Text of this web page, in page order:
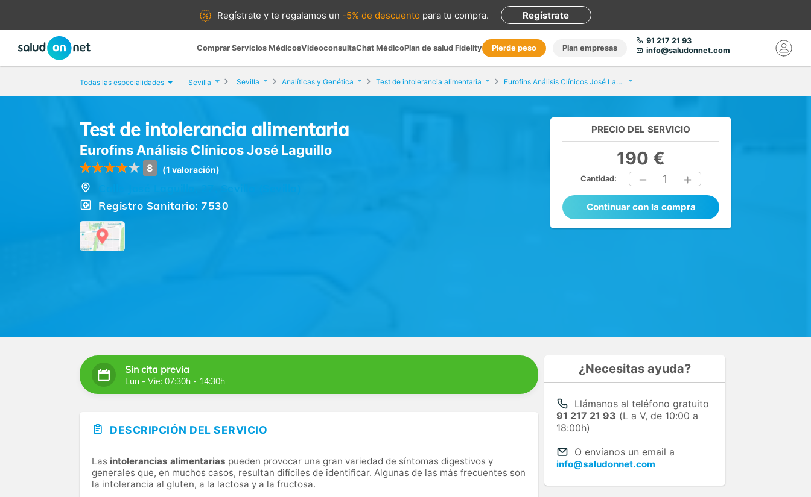
Regístrate yte regalamos un -5% de descuento para tu compra. Regístrate
Comprar Servicios MédicosVideoconsultaChat MédicoPlan de salud Fidelity Pierde peso Plan empresas
91 217 21 93
info@saludonnet.com
Todas las especialidades Sevilla Sevilla Analíticas y Genética Test de intolerancia alimentaria Eurofins Análisis Clínicos José Laguillo
Test de intolerancia alimentaria
Eurofins Análisis Clínicos José Laguillo
8 (1 valoración)
Registro Sanitario: 7530
PRECIO DEL SERVICIO
190 €
Cantidad: 1
Continuar con la compra
Sin cita previa
Lun - Vie: 07:30h - 14:30h
DESCRIPCIÓN DEL SERVICIO
Las intolerancias alimentarias pueden provocar una gran variedad de síntomas digestivos y
generales que, en muchos casos, resultan difíciles de identificar. Algunas de las más frecuentes son
la intolerancia al gluten, a la lactosa y a la fructosa.
¿Necesitas ayuda?
Llámanos al teléfono gratuito
91 217 21 93 (L a V, de 10:00 a
18:00h)
O envíanos un email a
info@saludonnet.com